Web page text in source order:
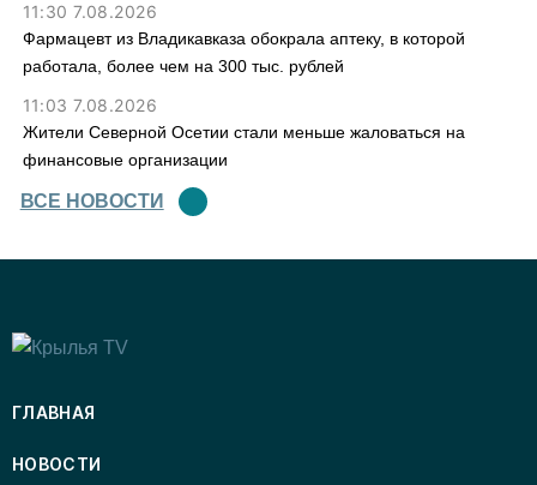
11:30 7.08.2026
Фармацевт из Владикавказа обокрала аптеку, в которой
работала, более чем на 300 тыс. рублей
11:03 7.08.2026
Жители Северной Осетии стали меньше жаловаться на
финансовые организации
ВСЕ НОВОСТИ
ГЛАВНАЯ
НОВОСТИ